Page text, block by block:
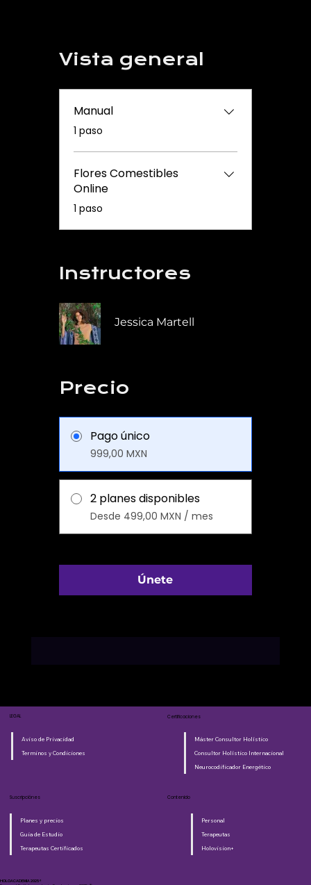
Vista general
Manual
.1 paso
Flores Comestibles
Online
.1 paso
Instructores
Jessica Martell
Precio
Pago único
999,00 MXN
2 planes disponibles
Desde 499,00 MXN / mes
Únete
Aviso de Privacidad
Terminos y Condiciones
LEGAL
Máster Consultor Holístico
Consultor Holístico Internacional
Neurocodificador Energético
Certificaciones
Contenido
Personal
Terapeutas
Holovision+
Planes y precios
Guia de Estudio
Terapeutas Certificados
Suscripciónes
HOLOACADEMIA 2025®​